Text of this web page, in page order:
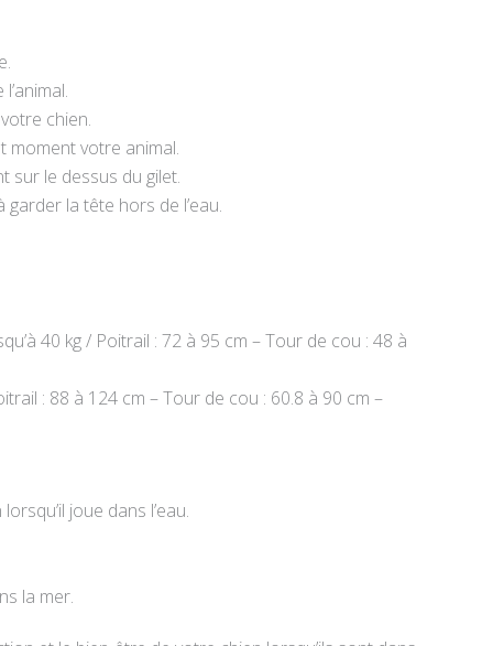
chien.
moment votre animal.
sur le dessus du gilet.
la tête hors de l’eau.
40 kg / Poitrail : 72 à 95 cm – Tour de cou : 48 à
: 88 à 124 cm – Tour de cou : 60.8 à 90 cm –
joue dans l’eau.
la mer.